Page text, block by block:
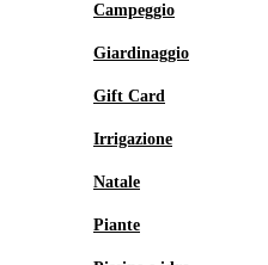
Campeggio
Giardinaggio
Gift Card
Irrigazione
Natale
Piante